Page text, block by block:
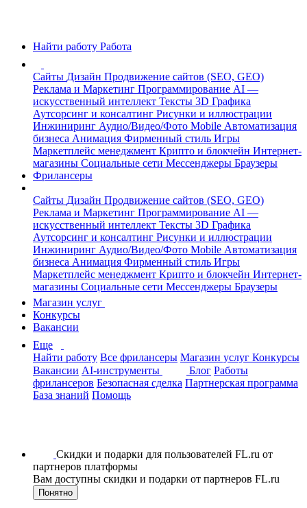
Найти работу Работа
Сайты Дизайн Продвижение сайтов (SEO, GEO)
Реклама и Маркетинг Программирование AI —
искусственный интеллект Тексты 3D Графика
Аутсорсинг и консалтинг Рисунки и иллюстрации
Инжиниринг Аудио/Видео/Фото Mobile Автоматизация
бизнеса Анимация Фирменный стиль Игры
Маркетплейс менеджмент Крипто и блокчейн Интернет-
магазины Социальные сети Мессенджеры Браузеры
Фрилансеры
Сайты Дизайн Продвижение сайтов (SEO, GEO)
Реклама и Маркетинг Программирование AI —
искусственный интеллект Тексты 3D Графика
Аутсорсинг и консалтинг Рисунки и иллюстрации
Инжиниринг Аудио/Видео/Фото Mobile Автоматизация
бизнеса Анимация Фирменный стиль Игры
Маркетплейс менеджмент Крипто и блокчейн Интернет-
магазины Социальные сети Мессенджеры Браузеры
Магазин услуг
Конкурсы
Вакансии
Еще
Найти работу Все фрилансеры Магазин услуг Конкурсы
Вакансии AI-инструменты Блог Работы
фрилансеров Безопасная сделка Партнерская программа
База знаний Помощь
Скидки и подарки для пользователей FL.ru от
партнеров платформы
Вам доступны скидки и подарки от партнеров FL.ru
Понятно